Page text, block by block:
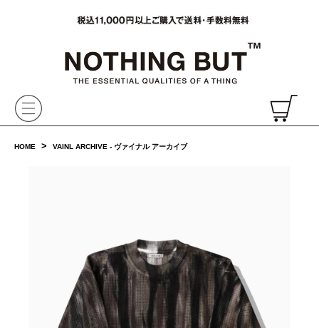
HOME > VAINL ARCHIVE - ヴァイナル アーカイブ